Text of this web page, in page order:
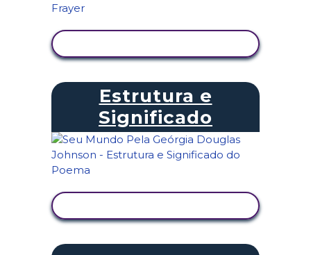
Estrutura e
Significado